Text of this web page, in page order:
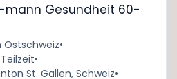
Gesundheit 60-
Ostschweiz•
•
St. Gallen, Schweiz•